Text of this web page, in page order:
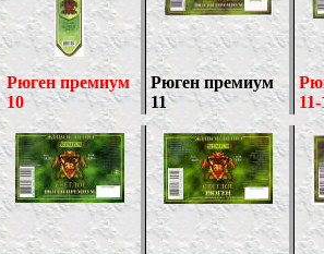
Рюген премиум
10
Рюген премиум
11
11-